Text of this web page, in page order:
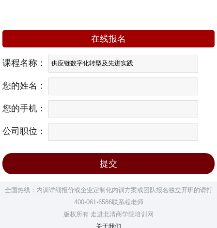
在线报名
课程名称：
您的姓名：
您的手机：
公司职位：
全国热线：内训详细报价或企业定制化内训方案或团队报名独立开班的请打
400-061-6586联系程老师
版权所有 走进北清商学院培训网
关于我们